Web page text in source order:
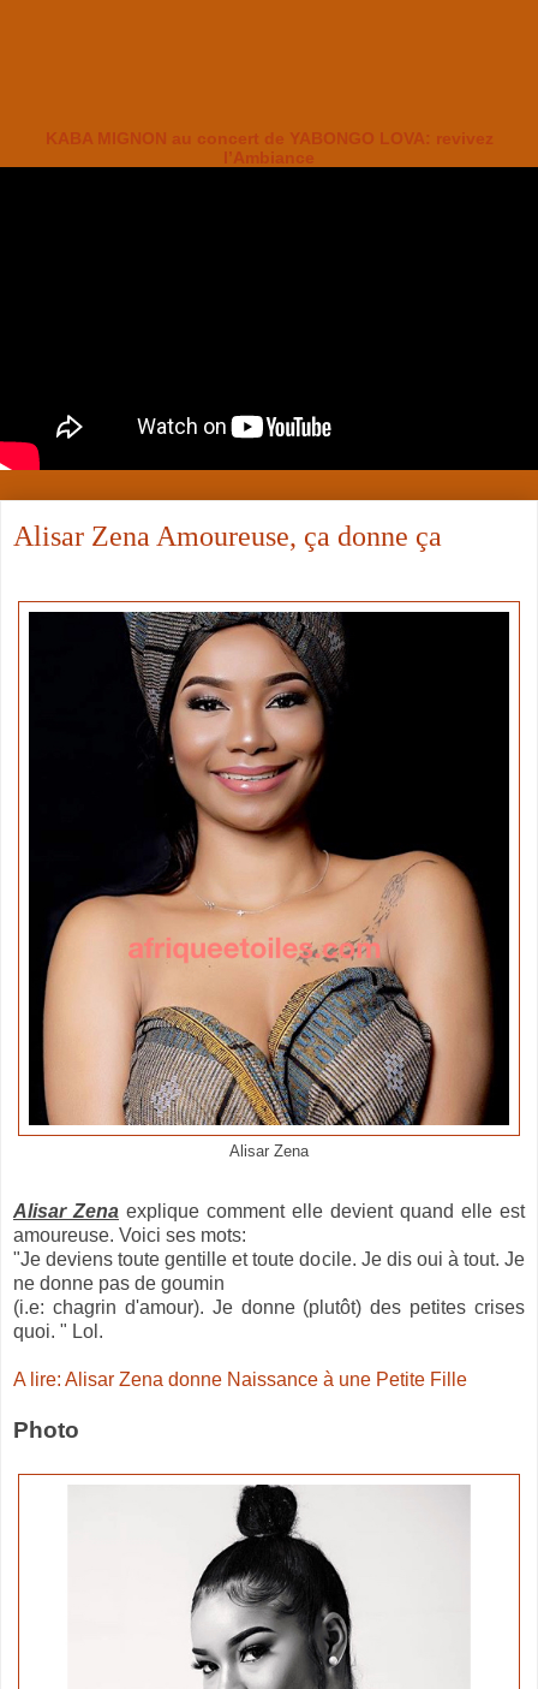
KABA MIGNON au concert de YABONGO LOVA: revivez
l’Ambiance
Alisar Zena Amoureuse, ça donne ça
Alisar Zena
Alisar Zena explique comment elle devient quand elle est
amoureuse. Voici ses mots:
"Je deviens toute gentille et toute docile. Je dis oui à tout. Je
ne donne pas de goumin
(i.e: chagrin d'amour). Je donne (plutôt) des petites crises
quoi. " Lol.
A lire: Alisar Zena donne Naissance à une Petite Fille
Photo